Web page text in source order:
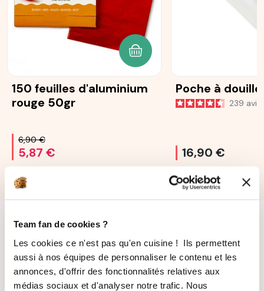
Team fan de cookies ?
Les cookies ce n'est pas qu'en cuisine ! Ils permettent
aussi à nos équipes de personnaliser le contenu et les
annonces, d'offrir des fonctionnalités relatives aux
médias sociaux et d'analyser notre trafic. Nous
150 feuilles d'aluminium
rouge 50gr
6,90 €
5,87 €
AJOUTER AU PANIER
Poche à
239 avis
16,90 €